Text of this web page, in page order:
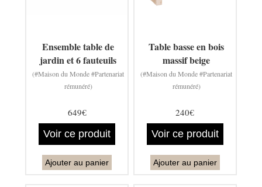
Ensemble table de
jardin et 6 fauteuils
(#Maison du Monde #Partenariat
rémunéré)
649€
Voir ce produit
Ajouter au panier
Table basse en bois
massif beige
(#Maison du Monde #Partenariat
rémunéré)
240€
Voir ce produit
Ajouter au panier